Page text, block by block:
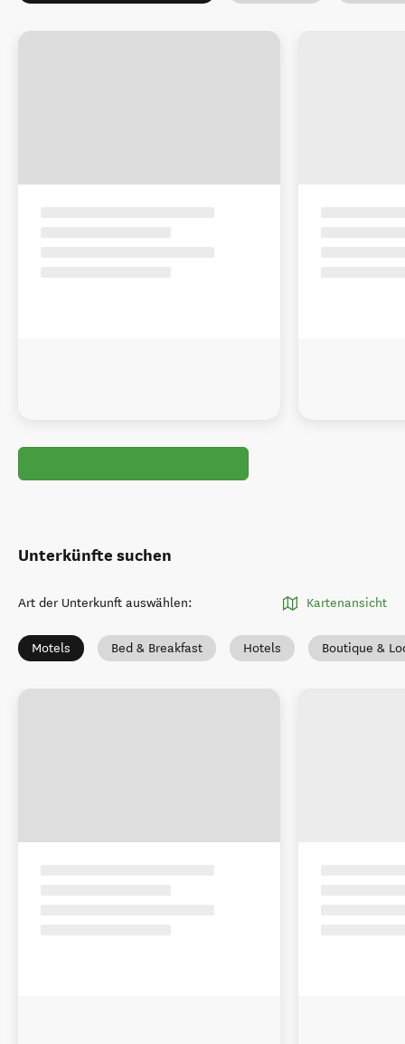
Unterkünfte suchen
Art der Unterkunft auswählen: Kartenansicht
Motels Bed & Breakfast Hotels Boutique &